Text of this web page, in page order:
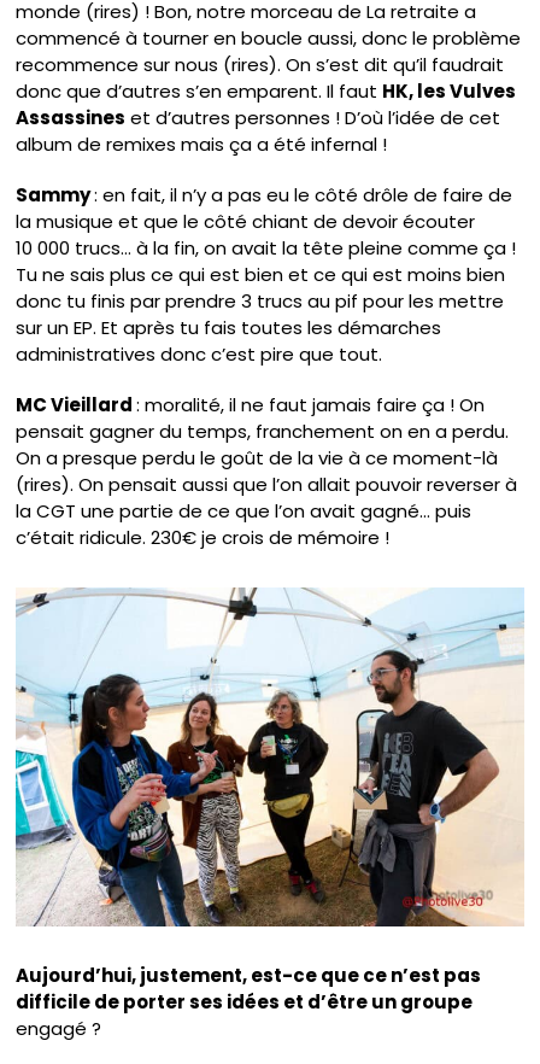
monde (rires) ! Bon, notre morceau de La retraite a
commencé à tourner en boucle aussi, donc le problème
recommence sur nous (rires). On s’est dit qu’il faudrait
donc que d’autres s’en emparent. Il faut HK, les Vulves
Assassines et d’autres personnes ! D’où l’idée de cet
album de remixes mais ça a été infernal !
Sammy: en fait, il n’y a pas eu le côté drôle de faire de
la musique et que le côté chiant de devoir écouter
10 000 trucs… à la fin, on avait la tête pleine comme ça !
Tu ne sais plus ce qui est bien et ce qui est moins bien
donc tu finis par prendre 3 trucs au pif pour les mettre
sur un EP. Et après tu fais toutes les démarches
administratives donc c’est pire que tout.
MC Vieillard: moralité, il ne faut jamais faire ça ! On
pensait gagner du temps, franchement on en a perdu.
On a presque perdu le goût de la vie à ce moment-là
(rires). On pensait aussi que l’on allait pouvoir reverser à
la CGT une partie de ce que l’on avait gagné… puis
c’était ridicule. 230€ je crois de mémoire !
Aujourd’hui, justement, est-ce que ce n’est pas
difficile de porter ses idées et d’être un groupe
engagé ?